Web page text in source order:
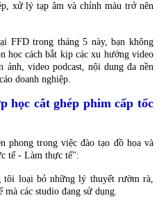
xử lý tạp âm và chỉnh màu trở nên
FFD trong tháng 5 này, bạn không
học cách bắt kịp các xu hướng video
ảnh, video podcast, nội dung đa nền
doanh nghiệp.
học cắt ghép phim cấp tốc
trong việc đào tạo đồ họa và
tế - Làm thực tế":
tôi loại bỏ những lý thuyết rườm rà,
các studio đang sử dụng.